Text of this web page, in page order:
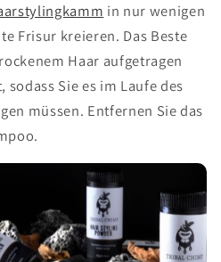
in nur wenigen
Frisur kreieren. Das Beste
Haar aufgetragen
Sie es im Laufe des
müssen. Entfernen Sie das